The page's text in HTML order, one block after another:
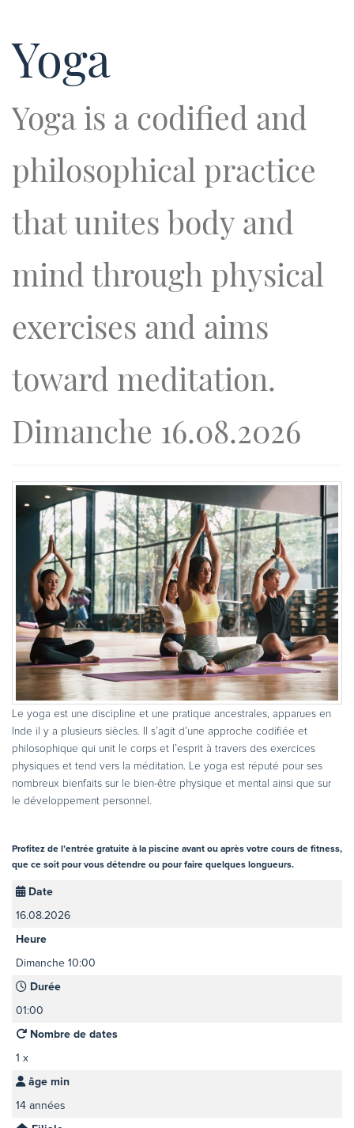
Yoga
Yoga is a codified and
philosophical practice
that unites body and
mind through physical
exercises and aims
toward meditation.
Dimanche 16.08.2026
Le yoga est une discipline et une pratique ancestrales, apparues en
Inde il y a plusieurs siècles. Il s’agit d’une approche codifiée et
philosophique qui unit le corps et l’esprit à travers des exercices
physiques et tend vers la méditation. Le yoga est réputé pour ses
nombreux bienfaits sur le bien-être physique et mental ainsi que sur
le développement personnel.
Profitez de l’entrée gratuite à la piscine avant ou après votre cours de fitness,
que ce soit pour vous détendre ou pour faire quelques longueurs.
Date
16.08.2026
Heure
Dimanche 10:00
Durée
01:00
Nombre de dates
1 x
âge min
14 années